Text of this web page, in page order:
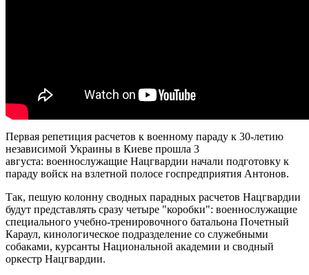
Первая репетиция расчетов к военному параду к 30-летию
независимой Украины в Киеве прошла 3
августа: военнослужащие Нацгвардии начали подготовку к
параду войск на взлетной полосе госпредприятия Антонов.
Так, пешую колонну сводных парадных расчетов Нацгвардии
будут представлять сразу четыре "коробки": военнослужащие
специального учебно-тренировочного батальона Почетный
Караул, кинологическое подразделение со служебными
собаками, курсанты Национальной академии и сводный
оркестр Нацгвардии.